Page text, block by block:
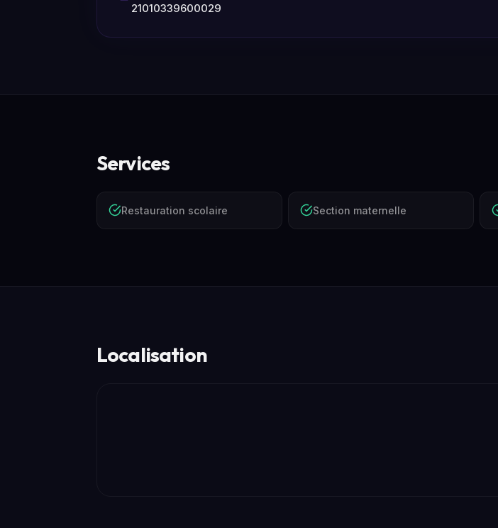
21010339600029
Services
Restauration scolaire Section maternelle
Localisation